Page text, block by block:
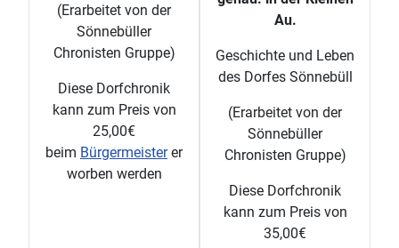
(Erarbeitet von der
Sönnebüller
Chronisten Gruppe)
Diese Dorfchronik
kann zum Preis von
25,00€
beim Bürgermeisterer
worben werden
Au.
Geschichte und Leben
des Dorfes Sönnebüll
(Erarbeitet von der
Sönnebüller
Chronisten Gruppe)
Diese Dorfchronik
kann zum Preis von
35,00€